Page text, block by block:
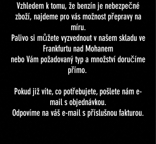
Vzhledem k tomu, že benzín je nebezpečné
zboží, najdeme pro vás možnost přepravy na
míru.
Palivo si můžete vyzvednout v našem skladu ve
Frankfurtu nad Mohanem
nebo Vám požadovaný typ a množství doručíme
přímo.
Pokud již víte, co potřebujete, pošlete nám e-
mail s objednávkou.
Odpovíme na váš e-mail s příslušnou fakturou.